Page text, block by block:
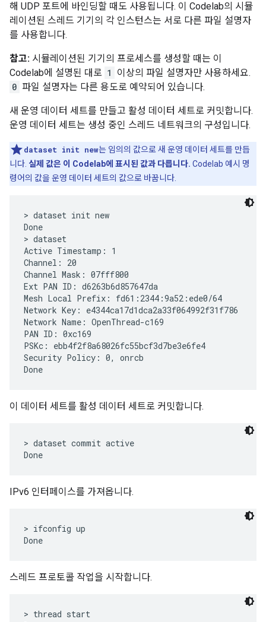
해 UDP 포트에 바인딩할 때도 사용됩니다. 이 Codelab의 시뮬
레이션된 스레드 기기의 각 인스턴스는 서로 다른 파일 설명자
를 사용합니다.
참고: 시뮬레이션된 기기의 프로세스를 생성할 때는 이
Codelab에 설명된 대로 1
이상의 파일 설명자만 사용하세요.
0 파일 설명자는 다른 용도로 예약되어 있습니다.
새 운영 데이터 세트를 만들고 활성 데이터 세트로 커밋합니다.
운영 데이터 세트는 생성 중인 스레드 네트워크의 구성입니다.
dataset init new는 임의의 값으로 새 운영 데이터 세트를 만듭
니다. 실제 값은 이 Codelab에 표시된 값과 다릅니다. Codelab 예시 명
령어의 값을 운영 데이터 세트의 값으로 바꿉니다.
> dataset init new
Done
> dataset
Active Timestamp: 1
Channel: 20
Channel Mask: 07fff800
Ext PAN ID: d6263b6d857647da
Mesh Local Prefix: fd61:2344:9a52:ede0/64
Network Key: e4344ca17d1dca2a33f064992f31f786
Network Name: OpenThread-c169
PAN ID: 0xc169
PSKc: ebb4f2f8a68026fc55bcf3d7be3e6fe4
Security Policy: 0, onrcb
이 데이터 세트를 활성 데이터 세트로 커밋합니다.
> dataset commit active
IPv6 인터페이스를 가져옵니다.
> ifconfig up
스레드 프로토콜 작업을 시작합니다.
> thread start